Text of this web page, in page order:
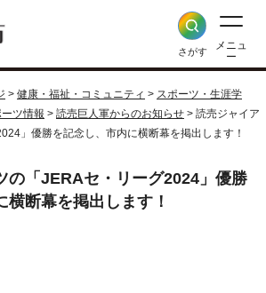
さがす
メニュ
ー
> 健康・福祉・コミュニティ > スポーツ・生涯学
ツ情報 > 読売巨人軍からのお知らせ > 読売ジャイア
」優勝を記念し、市内に横断幕を掲出します！
の「JERAセ・リーグ2024」優勝
横断幕を掲出します！